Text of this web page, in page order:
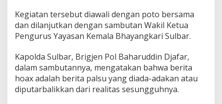
S
u
l
r
Kegiatan tersebut diawali dengan poto bersama
dan dilanjutkan dengan sambutan Wakil Ketua
Pengurus Yayasan Kemala Bhayangkari Sulbar.
Kapolda Sulbar, Brigjen Pol Baharuddin Djafar,
dalam sambutannya, mengatakan bahwa berita
hoax adalah berita palsu yang diada-adakan atau
diputarbalikkan dari realitas sesungguhnya.